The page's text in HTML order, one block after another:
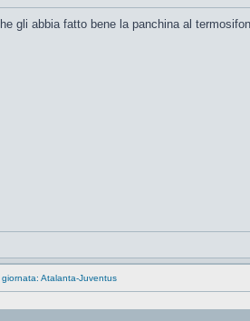
gli abbia fatto bene la panchina al
Atalanta-Juventus